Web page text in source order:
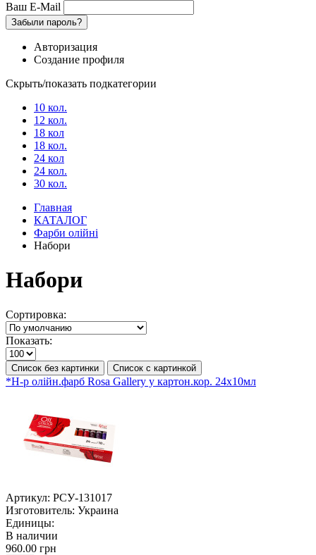
Ваш E-Mail
Забыли пароль?
Авторизация
Создание профиля
Скрыть/показать подкатегории
10 кол.
12 кол.
18 кол
18 кол.
24 кол
24 кол.
30 кол.
Главная
КАТАЛОГ
Фарби олійні
Набори
Набори
Сортировка:
Показать:
Список без картинки Список с картинкой
*Н-р олійн.фарб Rosa Gallery у картон.кор. 24х10мл
Артикул: РСУ-131017
Изготовитель: Украина
Единицы:
В наличии
960.00 грн